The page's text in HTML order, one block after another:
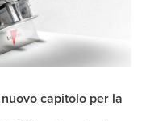
capitolo per la